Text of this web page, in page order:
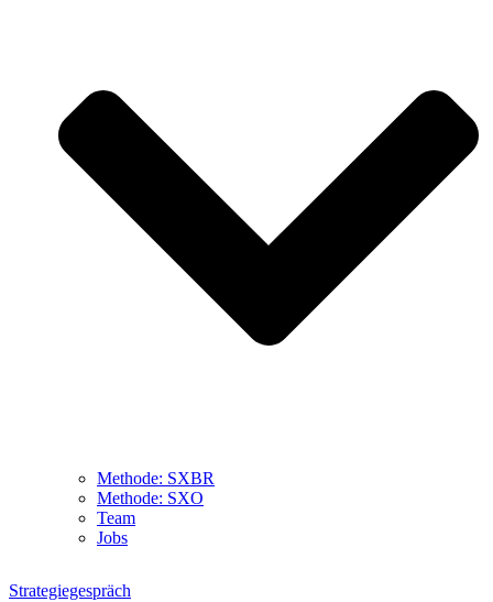
Methode: SXBR
Methode: SXO
Team
Jobs
Strategiegespräch